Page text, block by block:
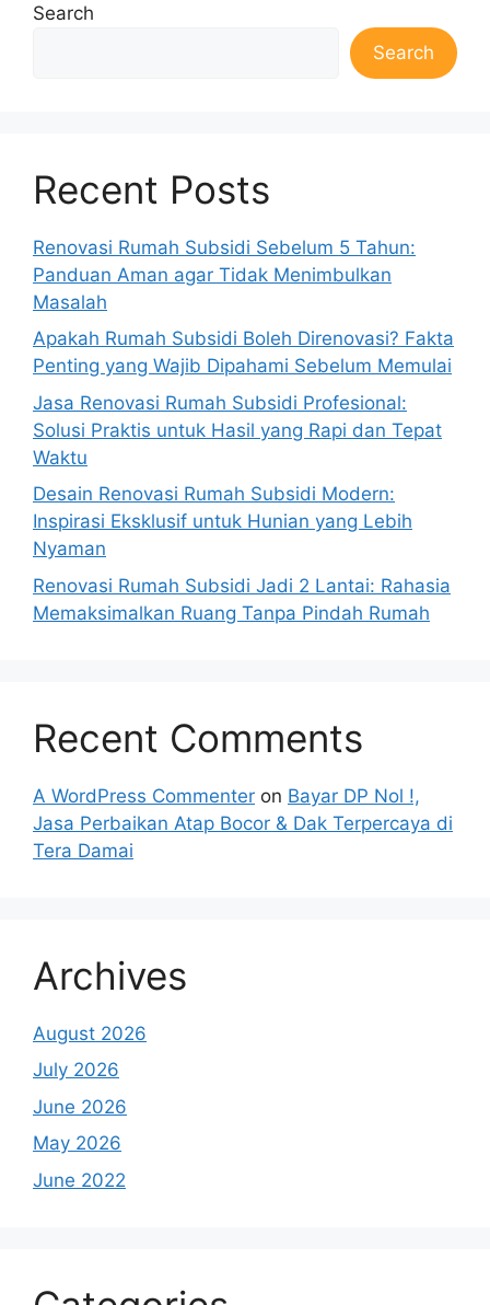
Search
Search
Recent Posts
Renovasi Rumah Subsidi Sebelum 5 Tahun:
Panduan Aman agar Tidak Menimbulkan
Masalah
Apakah Rumah Subsidi Boleh Direnovasi? Fakta
Penting yang Wajib Dipahami Sebelum Memulai
Jasa Renovasi Rumah Subsidi Profesional:
Solusi Praktis untuk Hasil yang Rapi dan Tepat
Waktu
Desain Renovasi Rumah Subsidi Modern:
Inspirasi Eksklusif untuk Hunian yang Lebih
Nyaman
Renovasi Rumah Subsidi Jadi 2 Lantai: Rahasia
Memaksimalkan Ruang Tanpa Pindah Rumah
Recent Comments
A WordPress Commenter on Bayar DP Nol !,
Jasa Perbaikan Atap Bocor & Dak Terpercaya di
Tera Damai
Archives
August 2026
July 2026
June 2026
May 2026
June 2022